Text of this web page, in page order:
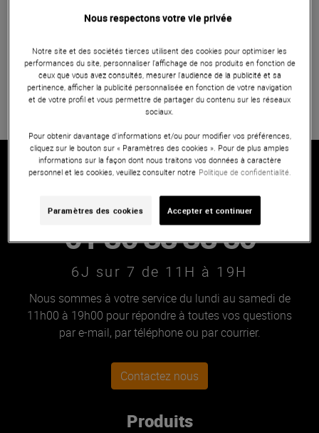
Eve AudioSC203 (la paire)
499 €
Besoin d'aide ?
01 80 38 38 50
6J sur 7 de 11H à 19H
Nous sommes à votre service du lundi au samedi de
11h00 à 19h00 pour répondre à toutes vos questions
par e-mail, par téléphone ou par courrier.
Contactez nous
Produits
Nous respectons votre vie privée
Notre site et des sociétés tierces utilisent des cookies pour optimiser les
performances du site, personnaliser l’affichage de nos produits en fonction de
ceux que vous avez consultés, mesurer l'audience de la publicité et sa
pertinence, afficher la publicité personnalisée en fonction de votre navigation
et de votre profil et vous permettre de partager du contenu sur les réseaux
sociaux.
Pour obtenir davantage d'informations et/ou pour modifier vos préférences,
cliquez sur le bouton sur « Paramètres des cookies ». Pour de plus amples
informations sur la façon dont nous traitons vos données à caractère
personnel et les cookies, veuillez consulter notre Politique de confidentialité.
Paramètres des cookies Accepter et continuer